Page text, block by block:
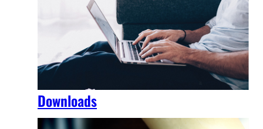
Downloads